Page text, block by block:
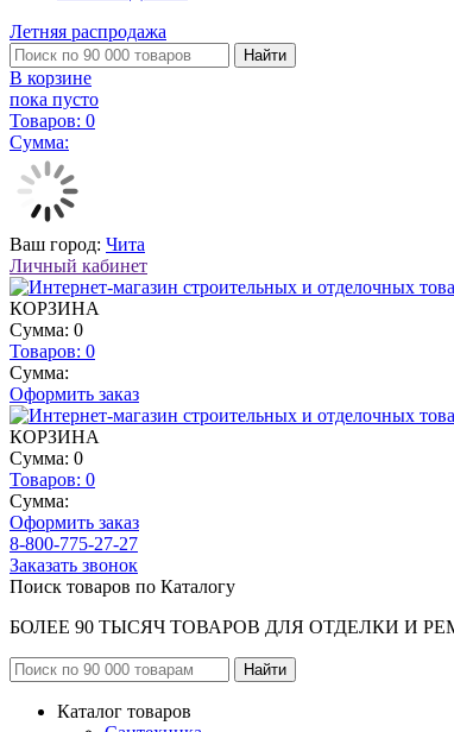
Летняя распродажа
Найти
В корзине
пока пусто
Товаров: 0
Сумма:
Ваш город: Чита
Личный кабинет
КОРЗИНА
Сумма: 0
Товаров: 0
Сумма:
Оформить заказ
КОРЗИНА
Сумма: 0
Товаров: 0
Сумма:
Оформить заказ
8-800-775-27-27
Заказать звонок
Поиск товаров по Каталогу
БОЛЕЕ 90 ТЫСЯЧ ТОВАРОВ ДЛЯ ОТДЕЛКИ И
Каталог товаров